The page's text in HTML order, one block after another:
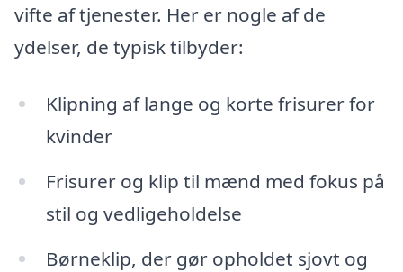
vifte af tjenester. Her er nogle af de
ydelser, de typisk tilbyder:
Klipning af lange og korte frisurer for
kvinder
Frisurer og klip til mænd med fokus på
stil og vedligeholdelse
Børneklip, der gør opholdet sjovt og